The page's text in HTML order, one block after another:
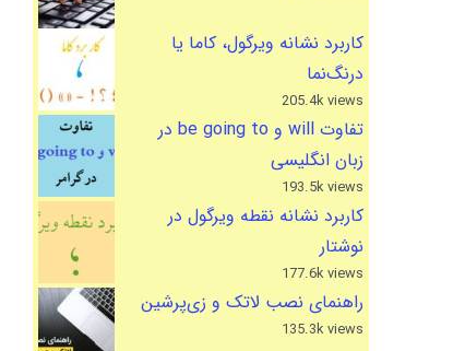
کاربرد نشانه ویرگول، کاما یا
درنگ‌نما
205.4k views
تفاوت will و be going to در
زبان انگلیسی
193.5k views
کاربرد نشانه نقطه ویرگول در
نوشتار
177.6k views
راهنمای نصب لاتک و زی‌پرشین
135.3k views